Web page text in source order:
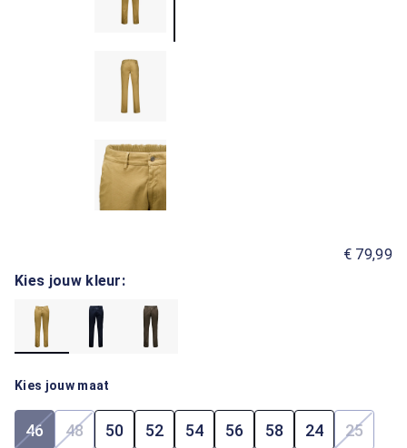
€ 79,99
Kies jouw kleur:
Kies jouw maat
46(Deze optie is momenteel niet beschikbaar.)
48(Deze optie is momenteel niet beschikbaar.)
50 52 54 56 58 24 25(Deze